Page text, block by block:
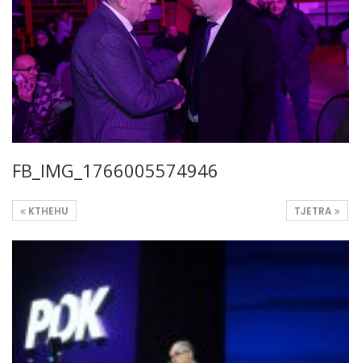
FB_IMG_1766005574946
TJETRA
KTHEHU